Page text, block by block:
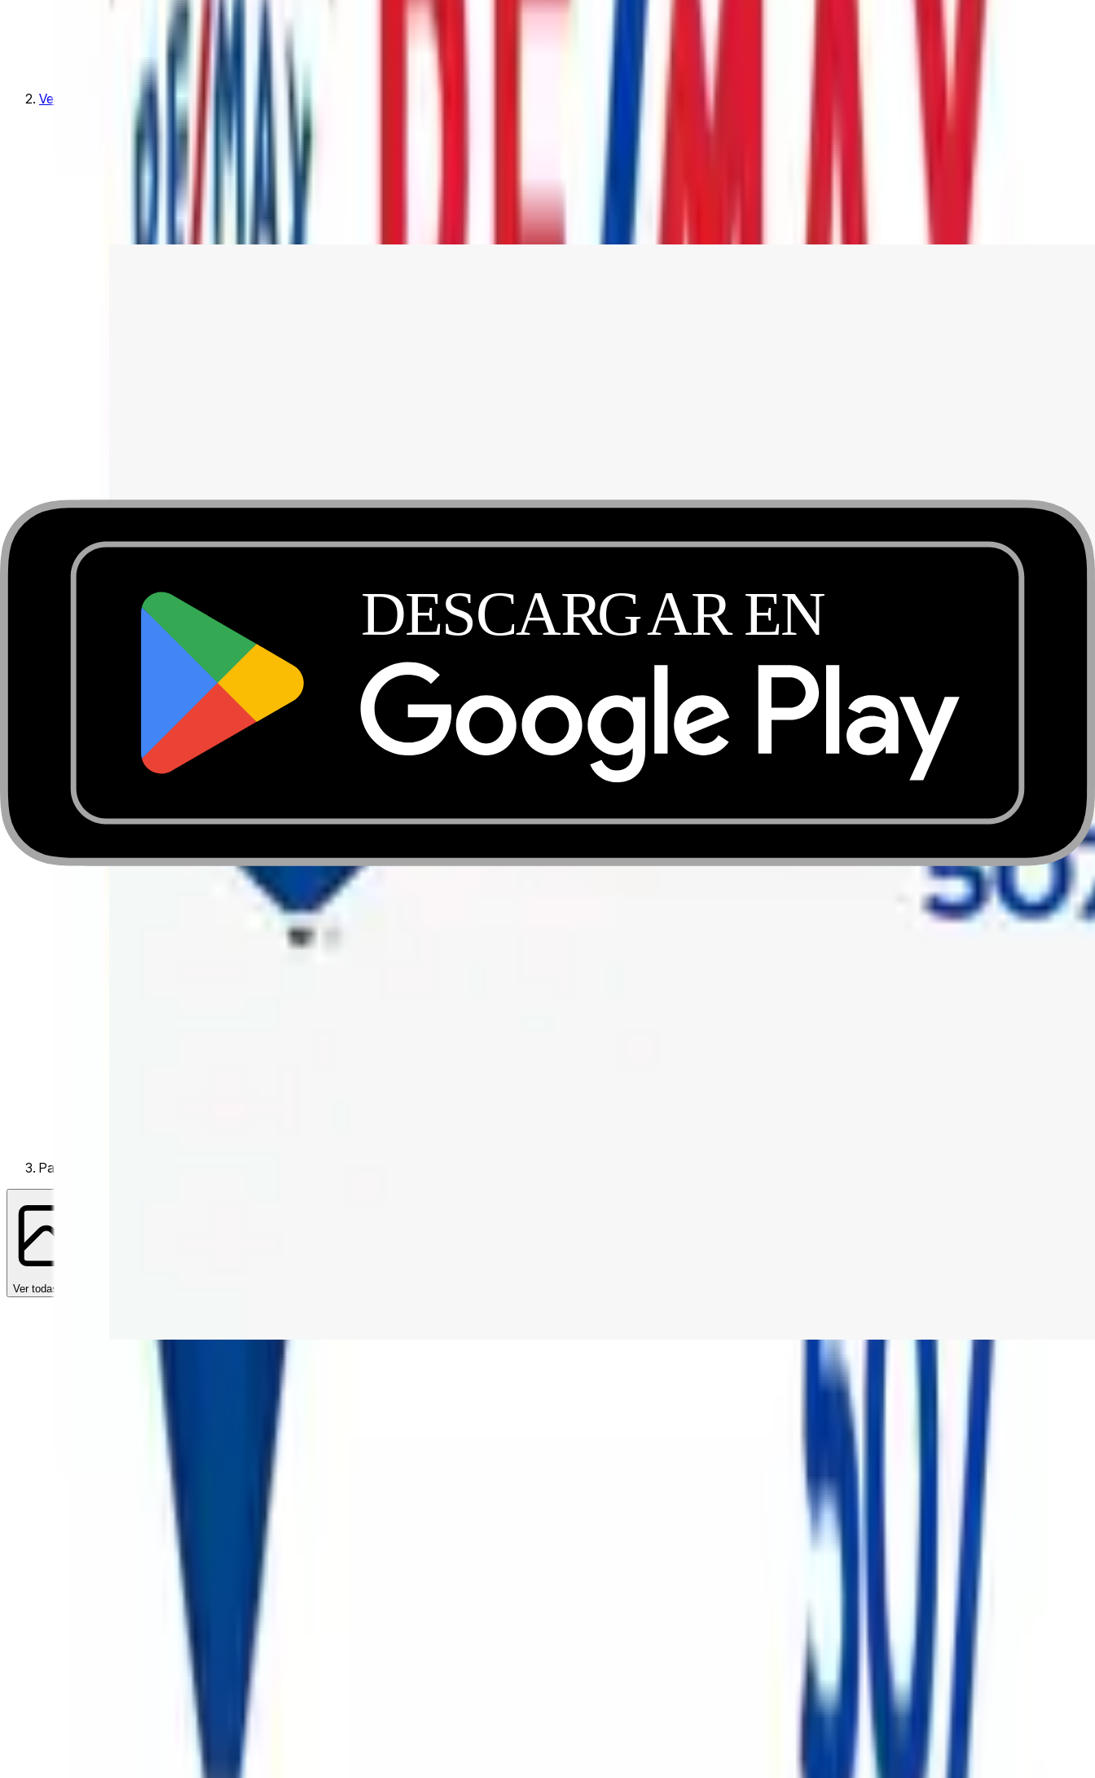
Venta
Panama
Ver todas las fotos